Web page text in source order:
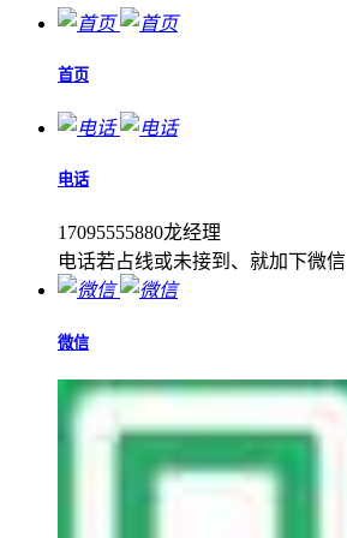
首页
电话
17095555880龙经理
电话若占线或未接到、就加下微信
微信